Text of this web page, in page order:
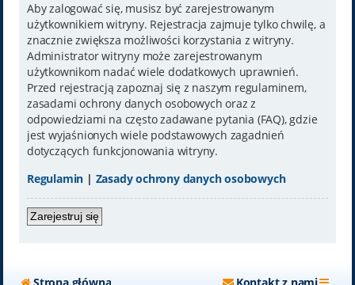
Aby zalogować się, musisz być zarejestrowanym
użytkownikiem witryny. Rejestracja zajmuje tylko chwilę, a
znacznie zwiększa możliwości korzystania z witryny.
Administrator witryny może zarejestrowanym
użytkownikom nadać wiele dodatkowych uprawnień.
Przed rejestracją zapoznaj się z naszym regulaminem,
zasadami ochrony danych osobowych oraz z
odpowiedziami na często zadawane pytania (FAQ), gdzie
jest wyjaśnionych wiele podstawowych zagadnień
dotyczących funkcjonowania witryny.
Regulamin | Zasady ochrony danych osobowych
Zarejestruj się
Strona główna Kontakt z nami